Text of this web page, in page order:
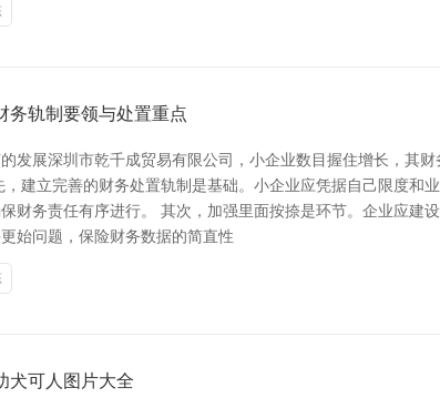
务轨制要领与处置重点
发展深圳市乾千成贸易有限公司，小企业数目握住增长，其
，建立完善的财务处置轨制是基础。小企业应凭据自己限度
财务责任有序进行。 其次，加强里面按捺是环节。企业应建
始问题，保险财务数据的简直性
犬可人图片大全